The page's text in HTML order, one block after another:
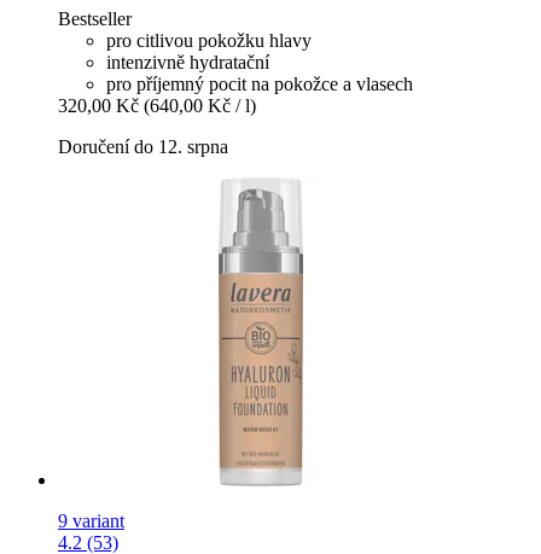
Bestseller
pro citlivou pokožku hlavy
intenzivně hydratační
pro příjemný pocit na pokožce a vlasech
320,00 Kč (640,00 Kč / l)
Doručení do 12. srpna
9 variant
4.2 (53)